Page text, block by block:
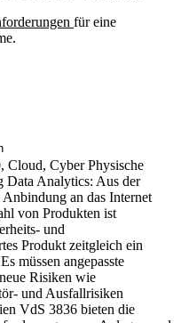
für eine
Cloud, Cyber Physische
Data Analytics: Aus der
an das Internet
von Produkten ist
und
Produkt zeitgleich ein
müssen angepasste
Risiken wie
und Ausfallrisiken
VdS 3836 bieten die